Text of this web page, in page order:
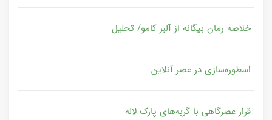
خلاصه رمان بیگانه از آلبر کامو/ تحلیل
اسطوره‌سازی در عصر آنلاین
قرار عصرگاهی با گربه‌های پارک لاله